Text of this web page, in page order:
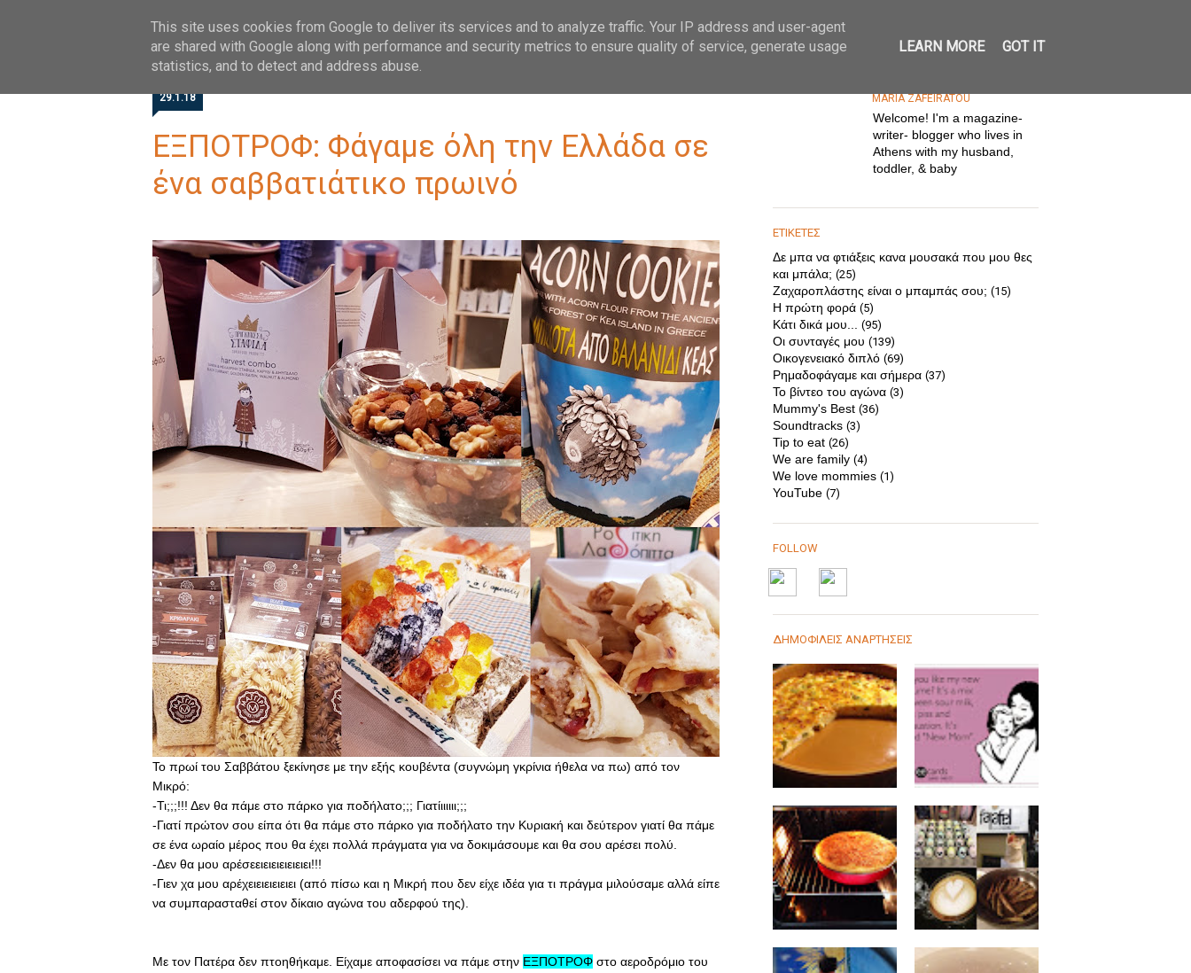
FOLLOW
29.1.18
ΕΞΠΟΤΡΟΦ: Φάγαμε όλη την Ελλάδα σε
ένα σαββατιάτικο πρωινό
Το πρωί του Σαββάτου ξεκίνησε με την εξής κουβέντα (συγνώμη γκρίνια ήθελα να πω) από τον
Μικρό:
-Τι;;;!!! Δεν θα πάμε στο πάρκο για ποδήλατο;;; Γιατίιιιιιι;;;
-Γιατί πρώτον σου είπα ότι θα πάμε στο πάρκο για ποδήλατο την Κυριακή και δεύτερον γιατί θα πάμε
σε ένα ωραίο μέρος που θα έχει πολλά πράγματα για να δοκιμάσουμε και θα σου αρέσει πολύ.
-Δεν θα μου αρέσεειειειειειειει!!!
-Γιεν χα μου αρέχειειειειειει (από πίσω και η Μικρή που δεν είχε ιδέα για τι πράγμα μιλούσαμε αλλά είπε
να συμπαρασταθεί στον δίκαιο αγώνα του αδερφού της).
Με τον Πατέρα δεν πτοηθήκαμε. Είχαμε αποφασίσει να πάμε στην ΕΞΠΟΤΡΟΦ στο αεροδρόμιο του
MARIA ZAFEIRATOU
Welcome! I'm a magazine-
writer- blogger who lives in
Athens with my husband,
toddler, & baby
ΕΤΙΚΕΤΕΣ
Δε μπα να φτιάξεις κανα μουσακά που μου θες
και μπάλα; (25)
Ζαχαροπλάστης είναι ο μπαμπάς σου; (15)
Η πρώτη φορά (5)
Κάτι δικά μου... (95)
Οι συνταγές μου (139)
Οικογενειακό διπλό (69)
Ρημαδοφάγαμε και σήμερα (37)
Το βίντεο του αγώνα (3)
Mummy's Best (36)
Soundtracks (3)
Tip to eat (26)
We are family (4)
We love mommies (1)
YouTube (7)
FOLLOW
ΔΗΜΟΦΙΛΕΙΣ ΑΝΑΡΤΗΣΕΙΣ
This site uses cookies from Google to deliver its services and to analyze traffic. Your IP address and user-agent
are shared with Google along with performance and security metrics to ensure quality of service, generate usage
statistics, and to detect and address abuse.
LEARN MORE GOT IT